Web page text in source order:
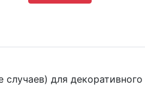
для